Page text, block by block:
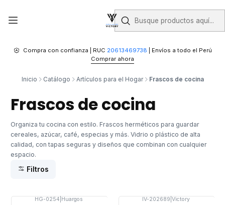
Compra con confianza | RUC 20613469738 | Envíos a todo el Perú
Comprar ahora
Inicio Catálogo Artículos para el Hogar Frascos de cocina
Frascos de cocina
Organiza tu cocina con estilo. Frascos herméticos para guardar
cereales, azúcar, café, especias y más. Vidrio o plástico de alta
calidad, con tapas seguras y diseños que combinan con cualquier
espacio.
Filtros
HG-0254 Huargos IV-202689 |Victory